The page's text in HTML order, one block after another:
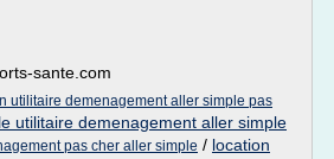
sante.com
utilitaire demenagement aller simple pas
utilitaire demenagement aller simple
pas cher aller simple / location